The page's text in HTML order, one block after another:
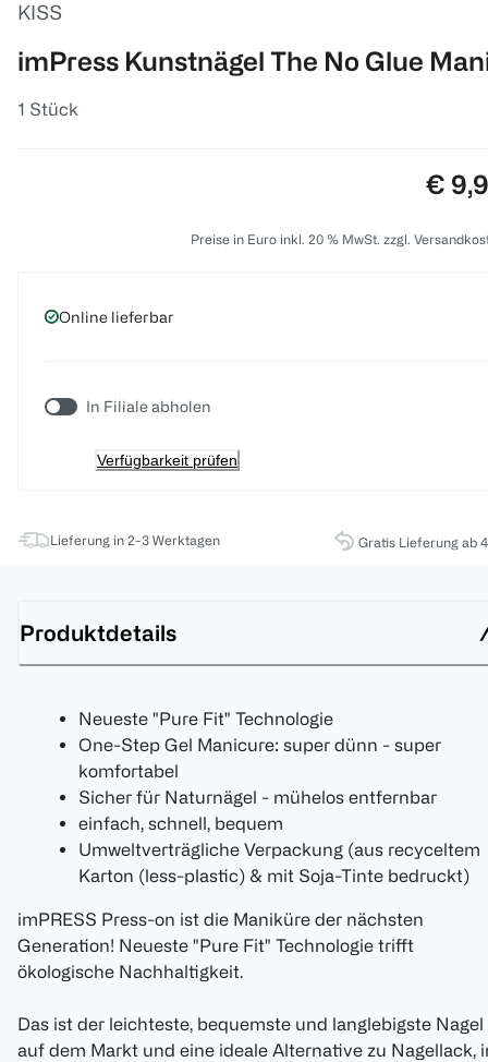
KISS
imPress Kunstnägel The No Glue
1 Stück
€
Preise in Euro inkl. 20 % MwSt. zzgl.
Online lieferbar
In Filiale abholen
Verfügbarkeit prüfen
Lieferung in 2-3 Werktagen Gratis Lieferung ab
Produktdetails
Neueste "Pure Fit" Technologie
One-Step Gel Manicure: super dünn - super
komfortabel
Sicher für Naturnägel - mühelos entfernbar
einfach, schnell, bequem
Umweltverträgliche Verpackung (aus recyceltem
Karton (less-plastic) & mit Soja-Tinte bedruckt)
imPRESS Press-on ist die Maniküre der nächsten
Generation! Neueste "Pure Fit" Technologie trifft
ökologische Nachhaltigkeit.
Das ist der leichteste, bequemste und langlebigste Nagel
auf dem Markt und eine ideale Alternative zu Nagellack,